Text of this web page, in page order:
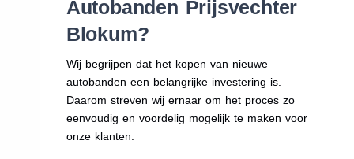
Autobanden Prijsvechter
Blokum?
Wij begrijpen dat het kopen van nieuwe
autobanden een belangrijke investering is.
Daarom streven wij ernaar om het proces zo
eenvoudig en voordelig mogelijk te maken voor
onze klanten.